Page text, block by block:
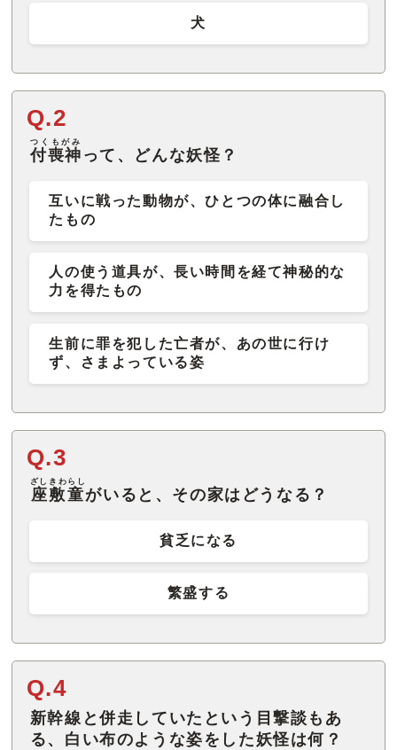
犬
Q.2
付喪神
つくもがみ
って、どんな妖怪？
互いに戦った動物が、ひとつの体に融合し
たもの
人の使う道具が、長い時間を経て神秘的な
力を得たもの
生前に罪を犯した亡者が、あの世に行け
ず、さまよっている姿
Q.3
座敷童
ざしきわらし
がいると、その家はどうなる？
貧乏になる
繁盛する
Q.4
新幹線と併走していたという目撃談もあ
る、白い布のような姿をした妖怪は何？